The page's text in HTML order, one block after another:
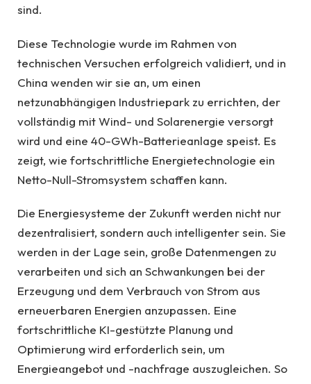
sind.
Diese Technologie wurde im Rahmen von
technischen Versuchen erfolgreich validiert, und in
China wenden wir sie an, um einen
netzunabhängigen Industriepark zu errichten, der
vollständig mit Wind- und Solarenergie versorgt
wird und eine 40-GWh-Batterieanlage speist. Es
zeigt, wie fortschrittliche Energietechnologie ein
Netto-Null-Stromsystem schaffen kann.
Die Energiesysteme der Zukunft werden nicht nur
dezentralisiert, sondern auch intelligenter sein. Sie
werden in der Lage sein, große Datenmengen zu
verarbeiten und sich an Schwankungen bei der
Erzeugung und dem Verbrauch von Strom aus
erneuerbaren Energien anzupassen. Eine
fortschrittliche KI-gestützte Planung und
Optimierung wird erforderlich sein, um
Energieangebot und -nachfrage auszugleichen. So